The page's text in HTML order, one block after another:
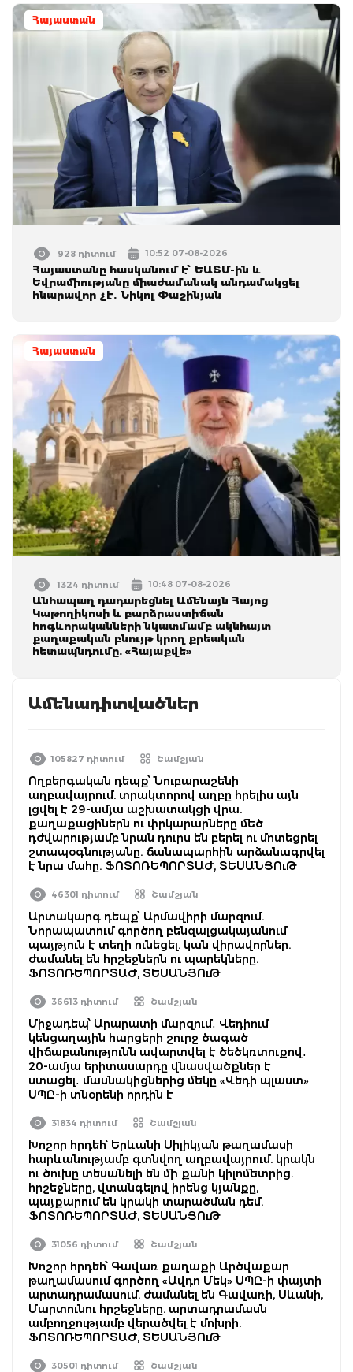
Հայաստան
928 դիտում 10:52 07-08-2026
Հայաստանը հասկանում է՝ ԵԱՏՄ-ին և
Եվրամիությանը միաժամանակ անդամակցել
հնարավոր չէ. Նիկոլ Փաշինյան
Հայաստան
1324 դիտում 10:48 07-08-2026
Անհապաղ դադարեցնել Ամենայն Հայոց
Կաթողիկոսի և բարձրաստիճան
հոգևորականների նկատմամբ ակնհայտ
քաղաքական բնույթ կրող քրեական
հետապնդումը. «Հայաքվե»
Ամենադիտվածներ
105827 դիտում Շամշյան
Ողբերգական դեպք՝ Նուբարաշենի
աղբավայրում. տրակտորով աղբը հրելիս այն
լցվել է 29-ամյա աշխատակցի վրա.
քաղաքացիներն ու փրկարարները մեծ
դժվարությամբ նրան դուրս են բերել ու մոտեցրել
շտապօգնությանը. ճանապարհին արձանագրվել
է նրա մահը. ՖՈՏՈՌԵՊՈՐՏԱԺ, ՏԵՍԱՆՅՈւԹ
46301 դիտում Շամշյան
Արտակարգ դեպք՝ Արմավիրի մարզում.
Նորապատում գործող բենզալցակայանում
պայթյուն է տեղի ունեցել. կան վիրավորներ.
ժամանել են հրշեջներն ու պարեկները.
ՖՈՏՈՌԵՊՈՐՏԱԺ, ՏԵՍԱՆՅՈւԹ
36613 դիտում Շամշյան
Միջադեպ՝ Արարատի մարզում․ Վեդիում
կենցաղային հարցերի շուրջ ծագած
վիճաբանությունն ավարտվել է ծեծկռտուքով․
20-ամյա երիտասարդը վնասվածքներ է
ստացել․ մասնակիցներից մեկը «Վեդի պլաստ»
ՍՊԸ-ի տնօրենի որդին է
31834 դիտում Շամշյան
Խոշոր հրդեհ՝ Երևանի Սիլիկյան թաղամասի
հարևանությամբ գտնվող աղբավայրում. կրակն
ու ծուխը տեսանելի են մի քանի կիլոմետրից.
հրշեջները, վտանգելով իրենց կյանքը,
պայքարում են կրակի տարածման դեմ.
ՖՈՏՈՌԵՊՈՐՏԱԺ, ՏԵՍԱՆՅՈւԹ
31056 դիտում Շամշյան
Խոշոր հրդեհ՝ Գավառ քաղաքի Արծվաքար
թաղամասում գործող «Ավդո Մեկ» ՍՊԸ-ի փայտի
արտադրամասում. ժամանել են Գավառի, Սևանի,
Մարտունու հրշեջները. արտադրամասն
ամբողջությամբ վերածվել է մոխրի.
ՖՈՏՈՌԵՊՈՐՏԱԺ, ՏԵՍԱՆՅՈւԹ
30501 դիտում Շամշյան